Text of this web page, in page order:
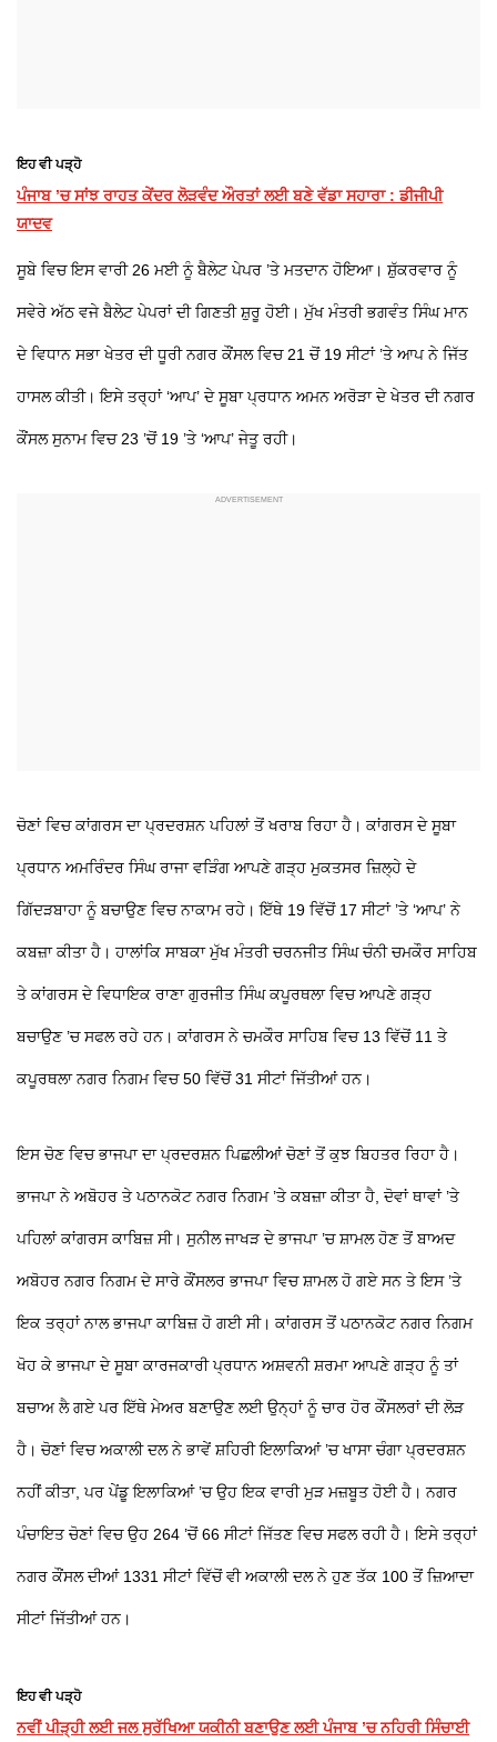
ਇਹ ਵੀ ਪੜ੍ਹੋ
ਪੰਜਾਬ ’ਚ ਸਾਂਝ ਰਾਹਤ ਕੇਂਦਰ ਲੋੜਵੰਦ ਔਰਤਾਂ ਲਈ ਬਣੇ ਵੱਡਾ ਸਹਾਰਾ : ਡੀਜੀਪੀ
ਯਾਦਵ
ਸੂਬੇ ਵਿਚ ਇਸ ਵਾਰੀ 26 ਮਈ ਨੂੰ ਬੈਲੇਟ ਪੇਪਰ ’ਤੇ ਮਤਦਾਨ ਹੋਇਆ। ਸ਼ੁੱਕਰਵਾਰ ਨੂੰ
ਸਵੇਰੇ ਅੱਠ ਵਜੇ ਬੈਲੇਟ ਪੇਪਰਾਂ ਦੀ ਗਿਣਤੀ ਸ਼ੁਰੂ ਹੋਈ। ਮੁੱਖ ਮੰਤਰੀ ਭਗਵੰਤ ਸਿੰਘ ਮਾਨ
ਦੇ ਵਿਧਾਨ ਸਭਾ ਖੇਤਰ ਦੀ ਧੂਰੀ ਨਗਰ ਕੌਂਸਲ ਵਿਚ 21 ਚੋਂ 19 ਸੀਟਾਂ ’ਤੇ ਆਪ ਨੇ ਜਿੱਤ
ਹਾਸਲ ਕੀਤੀ। ਇਸੇ ਤਰ੍ਹਾਂ ‘ਆਪ’ ਦੇ ਸੂਬਾ ਪ੍ਰਧਾਨ ਅਮਨ ਅਰੋੜਾ ਦੇ ਖੇਤਰ ਦੀ ਨਗਰ
ਕੌਂਸਲ ਸੁਨਾਮ ਵਿਚ 23 ’ਚੋਂ 19 ’ਤੇ ‘ਆਪ’ ਜੇਤੂ ਰਹੀ।
ਚੋਣਾਂ ਵਿਚ ਕਾਂਗਰਸ ਦਾ ਪ੍ਰਦਰਸ਼ਨ ਪਹਿਲਾਂ ਤੋਂ ਖਰਾਬ ਰਿਹਾ ਹੈ। ਕਾਂਗਰਸ ਦੇ ਸੂਬਾ
ਪ੍ਰਧਾਨ ਅਮਰਿੰਦਰ ਸਿੰਘ ਰਾਜਾ ਵੜਿੰਗ ਆਪਣੇ ਗੜ੍ਹ ਮੁਕਤਸਰ ਜ਼ਿਲ੍ਹੇ ਦੇ
ਗਿੱਦੜਬਾਹਾ ਨੂੰ ਬਚਾਉਣ ਵਿਚ ਨਾਕਾਮ ਰਹੇ। ਇੱਥੇ 19 ਵਿੱਚੋਂ 17 ਸੀਟਾਂ ’ਤੇ ‘ਆਪ’ ਨੇ
ਕਬਜ਼ਾ ਕੀਤਾ ਹੈ। ਹਾਲਾਂਕਿ ਸਾਬਕਾ ਮੁੱਖ ਮੰਤਰੀ ਚਰਨਜੀਤ ਸਿੰਘ ਚੰਨੀ ਚਮਕੌਰ ਸਾਹਿਬ
ਤੇ ਕਾਂਗਰਸ ਦੇ ਵਿਧਾਇਕ ਰਾਣਾ ਗੁਰਜੀਤ ਸਿੰਘ ਕਪੂਰਥਲਾ ਵਿਚ ਆਪਣੇ ਗੜ੍ਹ
ਬਚਾਉਣ ’ਚ ਸਫਲ ਰਹੇ ਹਨ। ਕਾਂਗਰਸ ਨੇ ਚਮਕੌਰ ਸਾਹਿਬ ਵਿਚ 13 ਵਿੱਚੋਂ 11 ਤੇ
ਕਪੂਰਥਲਾ ਨਗਰ ਨਿਗਮ ਵਿਚ 50 ਵਿੱਚੋਂ 31 ਸੀਟਾਂ ਜਿੱਤੀਆਂ ਹਨ।
ਇਸ ਚੋਣ ਵਿਚ ਭਾਜਪਾ ਦਾ ਪ੍ਰਦਰਸ਼ਨ ਪਿਛਲੀਆਂ ਚੋਣਾਂ ਤੋਂ ਕੁਝ ਬਿਹਤਰ ਰਿਹਾ ਹੈ।
ਭਾਜਪਾ ਨੇ ਅਬੋਹਰ ਤੇ ਪਠਾਨਕੋਟ ਨਗਰ ਨਿਗਮ ’ਤੇ ਕਬਜ਼ਾ ਕੀਤਾ ਹੈ, ਦੋਵਾਂ ਥਾਵਾਂ ’ਤੇ
ਪਹਿਲਾਂ ਕਾਂਗਰਸ ਕਾਬਿਜ਼ ਸੀ। ਸੁਨੀਲ ਜਾਖੜ ਦੇ ਭਾਜਪਾ ’ਚ ਸ਼ਾਮਲ ਹੋਣ ਤੋਂ ਬਾਅਦ
ਅਬੋਹਰ ਨਗਰ ਨਿਗਮ ਦੇ ਸਾਰੇ ਕੌਂਸਲਰ ਭਾਜਪਾ ਵਿਚ ਸ਼ਾਮਲ ਹੋ ਗਏ ਸਨ ਤੇ ਇਸ ’ਤੇ
ਇਕ ਤਰ੍ਹਾਂ ਨਾਲ ਭਾਜਪਾ ਕਾਬਿਜ਼ ਹੋ ਗਈ ਸੀ। ਕਾਂਗਰਸ ਤੋਂ ਪਠਾਨਕੋਟ ਨਗਰ ਨਿਗਮ
ਖੋਹ ਕੇ ਭਾਜਪਾ ਦੇ ਸੂਬਾ ਕਾਰਜਕਾਰੀ ਪ੍ਰਧਾਨ ਅਸ਼ਵਨੀ ਸ਼ਰਮਾ ਆਪਣੇ ਗੜ੍ਹ ਨੂੰ ਤਾਂ
ਬਚਾਅ ਲੈ ਗਏ ਪਰ ਇੱਥੇ ਮੇਅਰ ਬਣਾਉਣ ਲਈ ਉਨ੍ਹਾਂ ਨੂੰ ਚਾਰ ਹੋਰ ਕੌਂਸਲਰਾਂ ਦੀ ਲੋੜ
ਹੈ। ਚੋਣਾਂ ਵਿਚ ਅਕਾਲੀ ਦਲ ਨੇ ਭਾਵੇਂ ਸ਼ਹਿਰੀ ਇਲਾਕਿਆਂ ’ਚ ਖਾਸਾ ਚੰਗਾ ਪ੍ਰਦਰਸ਼ਨ
ਨਹੀਂ ਕੀਤਾ, ਪਰ ਪੇਂਡੂ ਇਲਾਕਿਆਂ ’ਚ ਉਹ ਇਕ ਵਾਰੀ ਮੁੜ ਮਜ਼ਬੂਤ ਹੋਈ ਹੈ। ਨਗਰ
ਪੰਚਾਇਤ ਚੋਣਾਂ ਵਿਚ ਉਹ 264 ’ਚੋਂ 66 ਸੀਟਾਂ ਜਿੱਤਣ ਵਿਚ ਸਫਲ ਰਹੀ ਹੈ। ਇਸੇ ਤਰ੍ਹਾਂ
ਨਗਰ ਕੌਂਸਲ ਦੀਆਂ 1331 ਸੀਟਾਂ ਵਿੱਚੋਂ ਵੀ ਅਕਾਲੀ ਦਲ ਨੇ ਹੁਣ ਤੱਕ 100 ਤੋਂ ਜ਼ਿਆਦਾ
ਸੀਟਾਂ ਜਿੱਤੀਆਂ ਹਨ।
ਇਹ ਵੀ ਪੜ੍ਹੋ
ਨਵੀਂ ਪੀੜ੍ਹੀ ਲਈ ਜਲ ਸੁਰੱਖਿਆ ਯਕੀਨੀ ਬਣਾਉਣ ਲਈ ਪੰਜਾਬ ’ਚ ਨਹਿਰੀ ਸਿੰਚਾਈ